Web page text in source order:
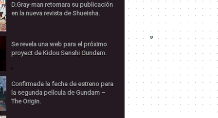
D.Gray-man retomara su publicación
en la nueva revista de Shueisha.
Se revela una web para el próximo
proyect de Kidou Senshi Gundam.
Confirmada la fecha de estreno para
la segunda película de Gundam –
The Origin.